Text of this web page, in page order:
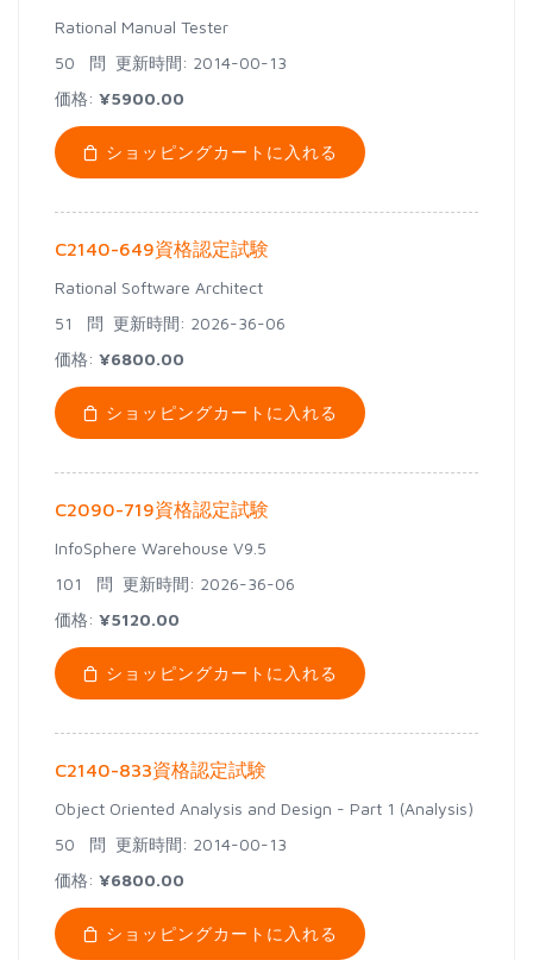
Rational Manual Tester
50 問 更新時間: 2014-00-13
価格: ¥5900.00
ショッピングカートに入れる
C2140-649資格認定試験
Rational Software Architect
51 問 更新時間: 2026-36-06
価格: ¥6800.00
ショッピングカートに入れる
C2090-719資格認定試験
InfoSphere Warehouse V9.5
101 問 更新時間: 2026-36-06
価格: ¥5120.00
ショッピングカートに入れる
C2140-833資格認定試験
Object Oriented Analysis and Design - Part 1 (Analysis)
50 問 更新時間: 2014-00-13
価格: ¥6800.00
ショッピングカートに入れる